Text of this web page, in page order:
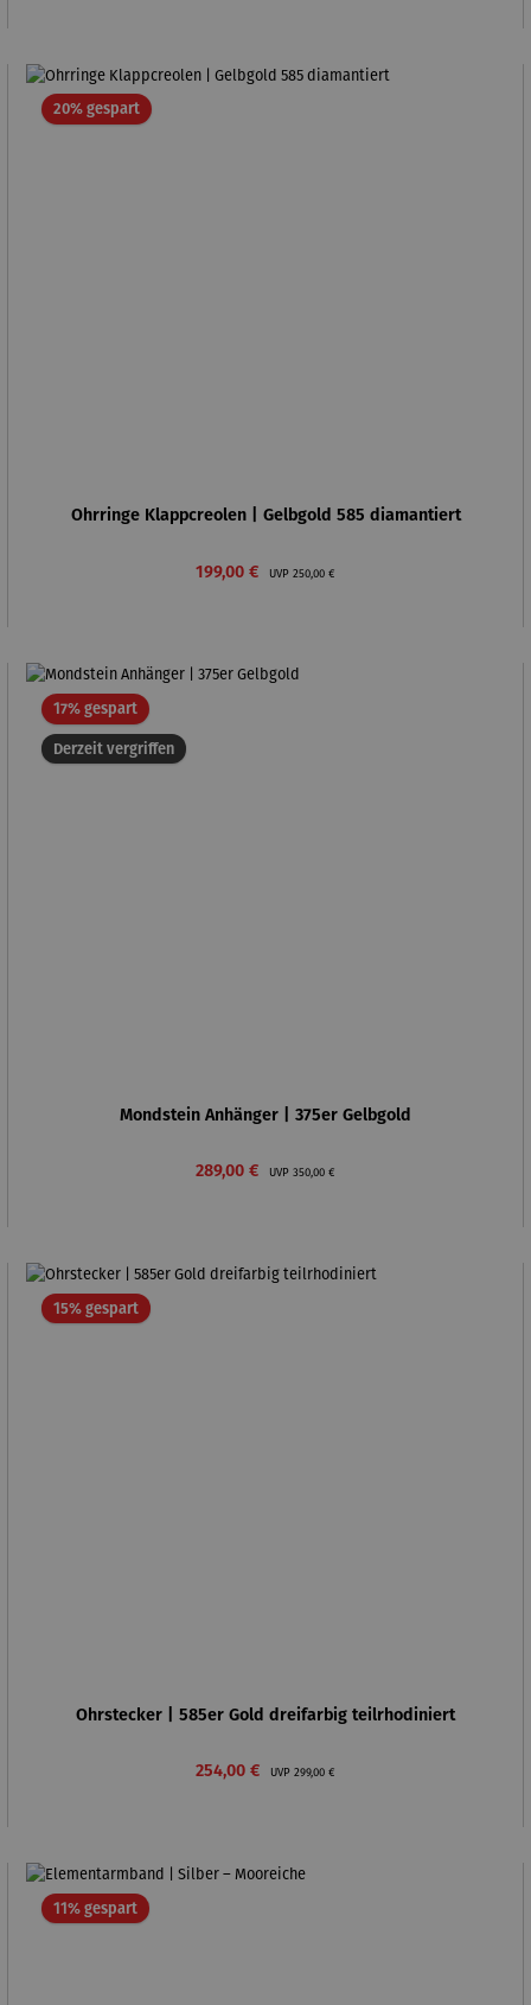
20% gespartRabatt
Ohrringe Klappcreolen | Gelbgold 585 diamantiert
Verkaufspreis:
199,00 € UVP Regulärer Preis:
250,00 €
Derzeit vergriffen
17% gespartRabatt
Mondstein Anhänger | 375er Gelbgold
Verkaufspreis:
289,00 € UVP Regulärer Preis:
350,00 €
15% gespartRabatt
Ohrstecker | 585er Gold dreifarbig teilrhodiniert
Verkaufspreis:
254,00 € UVP Regulärer Preis:
299,00 €
11% gespartRabatt